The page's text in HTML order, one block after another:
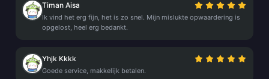
Timan Aisa
Ik vind het erg fijn, het is zo snel. Mijn mislukte opwaardering is
opgelost, heel erg bedankt.
Yhjk Kkkk
Goede service, makkelijk betalen.